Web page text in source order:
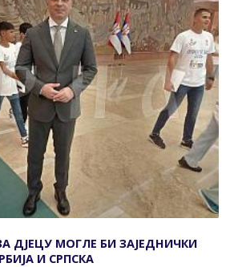
ДЈЕЦУ МОГЛЕ БИ ЗАЈЕДНИЧКИ
И СРПСКА